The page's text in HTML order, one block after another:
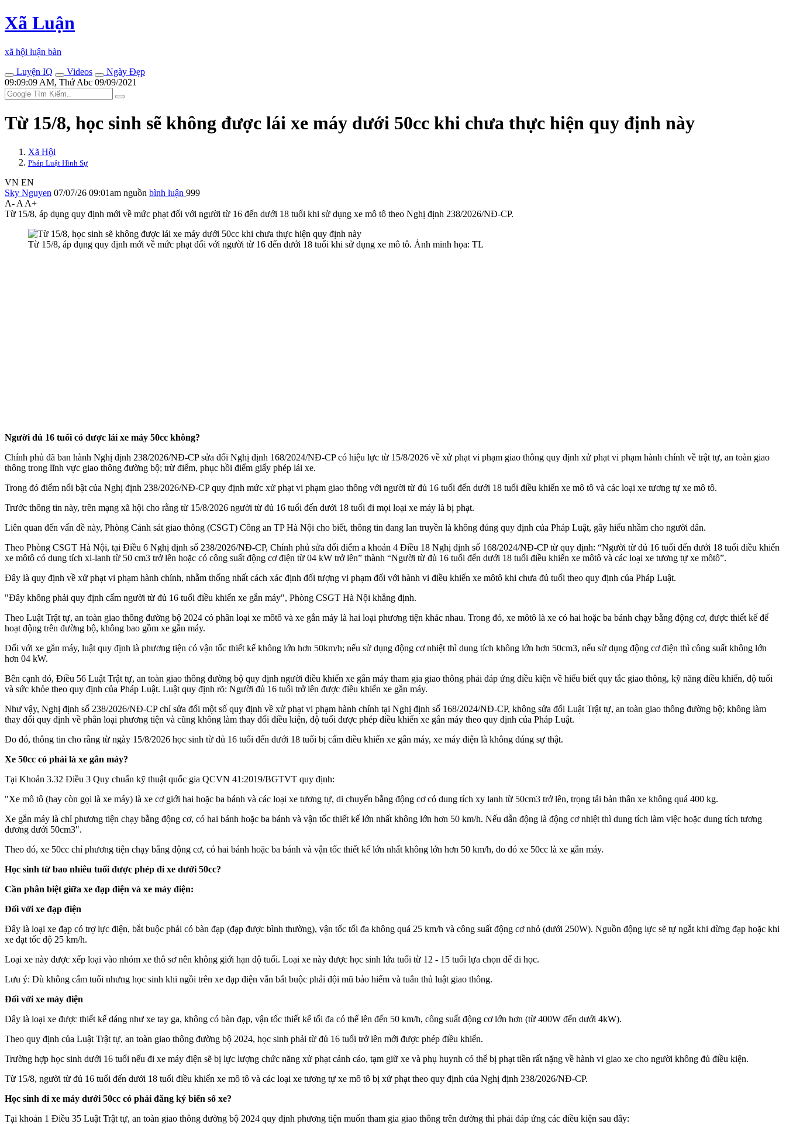
Xã Luận
xã hội luận bàn
Luyện IQ
Videos
Ngày Đẹp
09:09:09 AM, Thứ Abc 09/09/2021
Từ 15/8, học sinh sẽ không được lái xe máy dưới 50cc khi chưa thực hiện quy định này
Xã Hội
Pháp Luật Hình Sự
VN EN
Sky Nguyen 07/07/26 09:01am nguồn bình luận 999
A- A A+
Từ 15/8, áp dụng quy định mới về mức phạt đối với người từ 16 đến dưới 1‌8 tuổ‌i khi sử dụng xe mô tô theo Nghị định 238/2026/NĐ-CP.
Từ 15/8, áp dụng quy định mới về mức phạt đối với người từ 16 đến dưới 1‌8 tuổ‌i khi sử dụng xe mô tô. Ảnh minh họa: TL
Người đủ 16 tuổi có được lái xe máy 50cc không?
Chính phủ đã ban hành Nghị định 238/2026/NĐ-CP sửa đổi Nghị định 168/2024/NĐ-CP có hiệu lực từ 15/8/2026 về xử phạt vi phạm giao thông quy định xử phạt vi phạm hành chính về trật tự, an toàn giao
thông trong lĩnh vực giao thông đường bộ; trừ điểm, phục hồi điểm giấy phép lái xe.
Trong đó điểm nổi bật của Nghị định 238/2026/NĐ-CP quy định mức xử phạt vi phạm giao thông với người từ đủ 16 tuổi đến dưới 1‌8 tuổ‌i điều khiển xe mô tô và các loại xe tương tự xe mô tô.
Trước thông tin này, trên mạng xã hội cho rằng từ 15/8/2026 người từ đủ 16 tuổi đến dưới 1‌8 tuổ‌i đi mọi loại xe máy là bị phạt.
Liên quan đến vấn đề này, Phòng Cảnh sát giao thông (CSGT) Công an TP Hà Nội cho biết, thông tin đang lan truyền là không đúng quy định của Pháp Luật, gây hiểu nhầm cho người dân.
Theo Phòng CSGT Hà Nội, tại Điều 6 Nghị định số 238/2026/NĐ-CP, Chính phủ sửa đổi điểm a khoản 4 Điều 18 Nghị định số 168/2024/NĐ-CP từ quy định: “Người từ đủ 16 tuổi đến dưới 1‌8 tuổ‌i điều khiển
xe môtô có dung tích xi-lanh từ 50 cm3 trở lên hoặc có công suất động cơ điện từ 04 kW trở lên” thành “Người từ đủ 16 tuổi đến dưới 1‌8 tuổ‌i điều khiển xe môtô và các loại xe tương tự xe môtô”.
Đây là quy định về xử phạt vi phạm hành chính, nhằm thống nhất cách xác định đối tượng vi phạm đối với hành vi điều khiển xe môtô khi chưa đủ tuổi theo quy định của Pháp Luật.
"Đây không phải quy định cấm người từ đủ 16 tuổi điều khiển xe gắn máy", Phòng CSGT Hà Nội khẳng định.
Theo Luật Trật tự, an toàn giao thông đường bộ 2024 có phân loại xe môtô và xe gắn máy là hai loại phương tiện khác nhau. Trong đó, xe môtô là xe có hai hoặc ba bánh chạy bằng động cơ, được thiết kế để
hoạt động trên đường bộ, không bao gồm xe gắn máy.
Đối với xe gắn máy, luật quy định là phương tiện có vận tốc thiết kế không lớn hơn 50km/h; nếu sử dụng động cơ nhiệt thì dung tích không lớn hơn 50cm3, nếu sử dụng động cơ điện thì công suất không lớn
hơn 04 kW.
Bên cạnh đó, Điều 56 Luật Trật tự, an toàn giao thông đường bộ quy định người điều khiển xe gắn máy tham gia giao thông phải đáp ứng điều kiện về hiểu biết quy tắc giao thông, kỹ năng điều khiển, độ tuổi
và sức khỏe theo quy định của Pháp Luật. Luật quy định rõ: Người đủ 16 tuổi trở lên được điều khiển xe gắn máy.
Như vậy, Nghị định số 238/2026/NĐ-CP chỉ sửa đổi một số quy định về xử phạt vi phạm hành chính tại Nghị định số 168/2024/NĐ-CP, không sửa đổi Luật Trật tự, an toàn giao thông đường bộ; không làm
thay đổi quy định về phân loại phương tiện và cũng không làm thay đổi điều kiện, độ tuổi được phép điều khiển xe gắn máy theo quy định của Pháp Luật.
Do đó, thông tin cho rằng từ ngày 15/8/2026 học sinh từ đủ 16 tuổi đến dưới 1‌8 tuổ‌i bị cấm điều khiển xe gắn máy, xe máy điện là không đúng sự thật.
Xe 50cc có phải là xe gắn máy?
Tại Khoản 3.32 Điều 3 Quy chuẩn kỹ thuật quốc gia QCVN 41:2019/BGTVT quy định:
"Xe mô tô (hay còn gọi là xe máy) là xe cơ giới hai hoặc ba bánh và các loại xe tương tự, di chuyển bằng động cơ có dung tích xy lanh từ 50cm3 trở lên, trọng tải bản thân xe không quá 400 kg.
Xe gắn máy là chỉ phương tiện chạy bằng động cơ, có hai bánh hoặc ba bánh và vận tốc thiết kế lớn nhất không lớn hơn 50 km/h. Nếu dẫn động là động cơ nhiệt thì dung tích làm việc hoặc dung tích tương
đương dưới 50cm3".
Theo đó, xe 50cc chỉ phương tiện chạy bằng động cơ, có hai bánh hoặc ba bánh và vận tốc thiết kế lớn nhất không lớn hơn 50 km/h, do đó xe 50cc là xe gắn máy.
Học sinh từ bao nhiêu tuổi được phép đi xe dưới 50cc?
Cần phân biệt giữa xe đạp điện và xe máy điện:
Đối với xe đạp điện
Đây là loại xe đạp có trợ lực điện, bắt buộc phải có bàn đạp (đạp được bình thường), vận tốc tối đa không quá 25 km/h và công suất động cơ nhỏ (dưới 250W). Nguồn động lực sẽ tự ngắt khi dừng đạp hoặc khi
xe đạt tốc độ 25 km/h.
Loại xe này được xếp loại vào nhóm xe thô sơ nên không giới hạn độ tuổi. Loại xe này được học sinh lứa tuổi từ 12 - 15 tuổi lựa chọn để đi học.
Lưu ý: Dù không cấm tuổi nhưng học sinh khi ngồi trên xe đạp điện vẫn bắt buộc phải đội mũ bảo hiểm và tuân thủ luật giao thông.
Đối với xe máy điện
Đây là loại xe được thiết kế dáng như xe tay ga, không có bàn đạp, vận tốc thiết kế tối đa có thể lên đến 50 km/h, công suất động cơ lớn hơn (từ 400W đến dưới 4kW).
Theo quy định của Luật Trật tự, an toàn giao thông đường bộ 2024, học sinh phải từ đủ 16 tuổi trở lên mới được phép điều khiển.
Trường hợp học sinh dưới 16 tuổi nếu đi xe máy điện sẽ bị lực lượng chức năng xử phạt cảnh cáo, tạm giữ xe và phụ huynh có thể bị phạt tiền rất nặng về hành vi giao xe cho người không đủ điều kiện.
Từ 15/8, người từ đủ 16 tuổi đến dưới 1‌8 tuổ‌i điều khiển xe mô tô và các loại xe tương tự xe mô tô bị xử phạt theo quy định của Nghị định 238/2026/NĐ-CP.
Học sinh đi xe máy dưới 50cc có phải đăng ký biển số xe?
Tại khoản 1 Điều 35 Luật Trật tự, an toàn giao thông đường bộ 2024 quy định phương tiện muốn tham gia giao thông trên đường thì phải đáp ứng các điều kiện sau đây: